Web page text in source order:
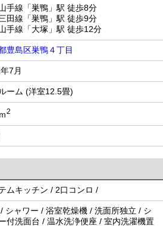
山手線「巣鴨」駅 徒歩8分
田線「巣鴨」駅 徒歩9分
山手線「大塚」駅 徒歩12分
豊島区巣鴨４丁目
7月
ーム (洋室12.5畳)
2
ムキッチン / 2口コンロ /
シャワー / 浴室乾燥機 / 洗面所独立 / シ
付洗面台 / 温水洗浄便座 / 室内洗濯機置